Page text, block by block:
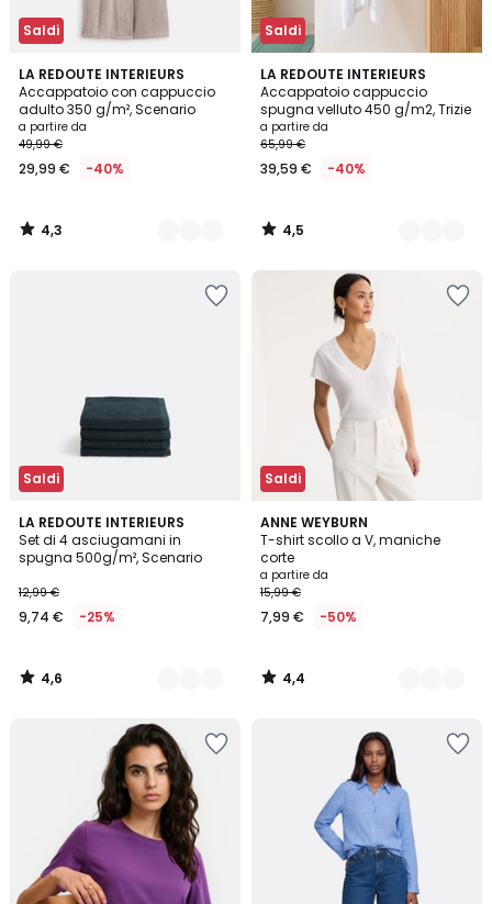
Saldi
LA REDOUTE INTERIEURS
Accappatoio con cappuccio
adulto 350 g/m², Scenario
a partire da
49,99 €
29,99 € -40%
4,3
/ 5
8
Colori
4,3
/
Saldi
LA REDOUTE INTERIEURS
Accappatoio cappuccio
spugna velluto 450 g/m2, Trizie
a partire da
65,99 €
39,59 € -40%
4,5
/ 5
11
Colori
4,5
/
Saldi
LA REDOUTE INTERIEURS
Set di 4 asciugamani in
spugna 500g/m², Scenario
12,99 €
9,74 € -25%
4,6
/ 5
12
Colori
4,6
/
Saldi
ANNE WEYBURN
T-shirt scollo a V, maniche
corte
a partire da
15,99 €
7,99 € -50%
4,4
/ 5
3
Colori
4,4
/